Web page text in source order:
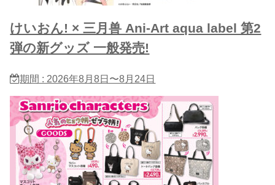
けいおん! × 三月兽 Ani-Art aqua label 第2
弾の新グッズ 一般発売!
期間 : 2026年8月8日〜8月24日